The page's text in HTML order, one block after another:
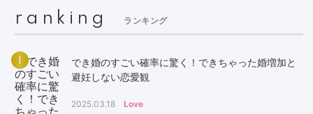
ranking ランキング
でき婚のすごい確率に驚く！できちゃった婚増加と
避妊しない恋愛観
2025.03.18 Love